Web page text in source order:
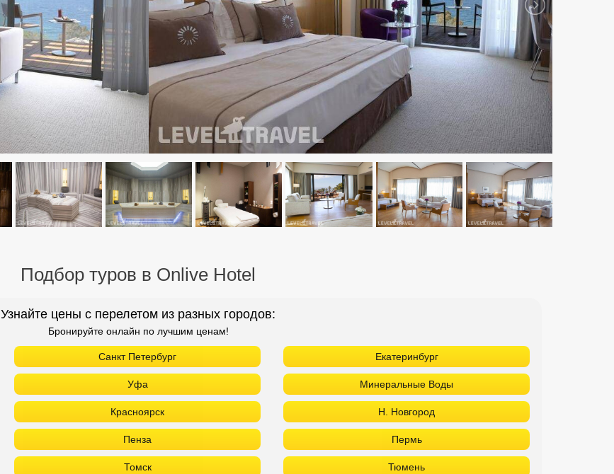
Подбор туров в Onlive Hotel
Узнайте цены с перелетом из разных городов:
Бронируйте онлайн по лучшим ценам!
Санкт Петербург Екатеринбург
Уфа Минеральные Воды
Красноярск Н. Новгород
Пенза Пермь
Томск Тюмень